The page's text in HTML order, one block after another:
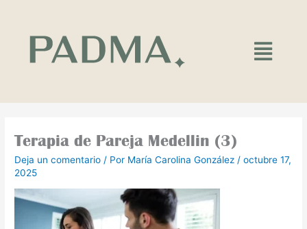
contenido
Main
Menu
Terapia de Pareja Medellin (3)
Deja un comentario / Por María Carolina González /octubre 17,
2025